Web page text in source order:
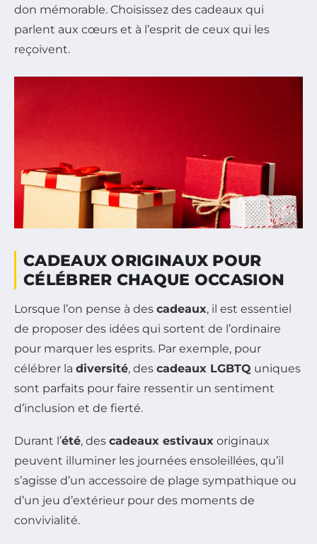
don mémorable. Choisissez des cadeaux qui
parlent aux cœurs et à l’esprit de ceux qui les
reçoivent.
CADEAUX ORIGINAUX POUR
CÉLÉBRER CHAQUE OCCASION
Lorsque l’on pense à des cadeaux, il est essentiel
de proposer des idées qui sortent de l’ordinaire
pour marquer les esprits. Par exemple, pour
célébrer la diversité, des cadeaux LGBTQ uniques
sont parfaits pour faire ressentir un sentiment
d’inclusion et de fierté.
Durant l’été, des cadeaux estivaux originaux
peuvent illuminer les journées ensoleillées, qu’il
s’agisse d’un accessoire de plage sympathique ou
d’un jeu d’extérieur pour des moments de
convivialité.